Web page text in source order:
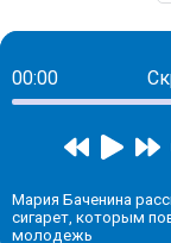
00:00
Мария Баченина
сигарет, которым
молодежь